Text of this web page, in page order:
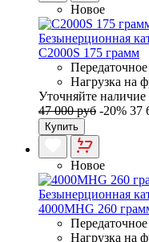
Новое
Безынерционная
C2000S 175 грамм
Нагрузка на
Уточняйте наличие
47 000 руб -20% 37
Купить
Новое
Безынерционная
4000MHG 260
Нагрузка на